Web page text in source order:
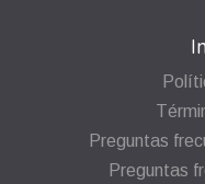
Preguntas
Preguntas